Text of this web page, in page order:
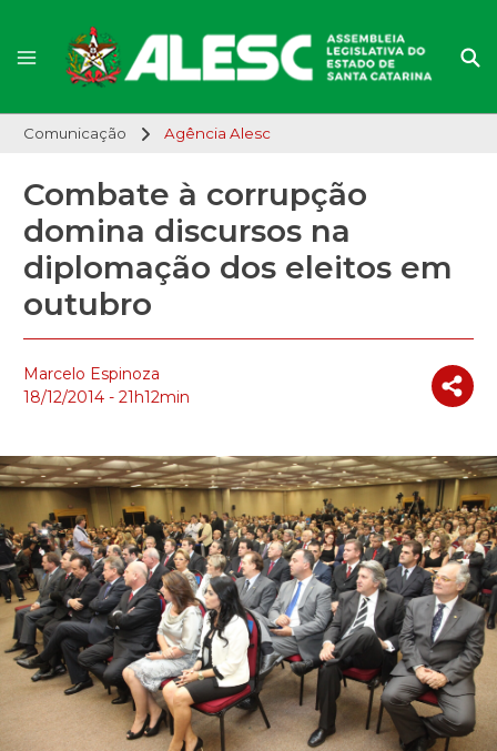
Comunicação Agência Alesc
Combate à corrupção
domina discursos na
diplomação dos eleitos em
outubro
Marcelo Espinoza
18/12/2014 - 21h12min